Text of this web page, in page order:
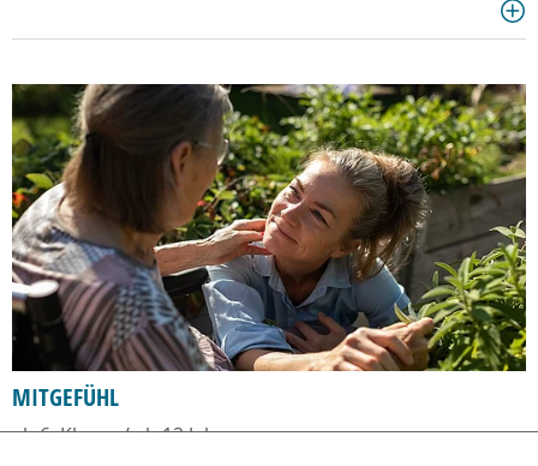
MITGEFÜHL
ab 6. Klasse / ab 12 Jahre